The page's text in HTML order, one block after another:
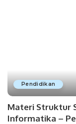
Pendidikan
Materi Struktur
Informatika –